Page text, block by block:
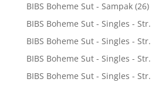
BIBS Boheme Sut - Sampak (26)
BIBS Boheme Sut - Singles - Str.
BIBS Boheme Sut - Singles -
BIBS Boheme Sut - Singles -
BIBS Boheme Sut - Singles -